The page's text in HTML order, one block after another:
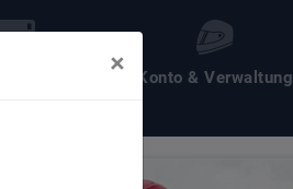
Konto & Verwaltung
×